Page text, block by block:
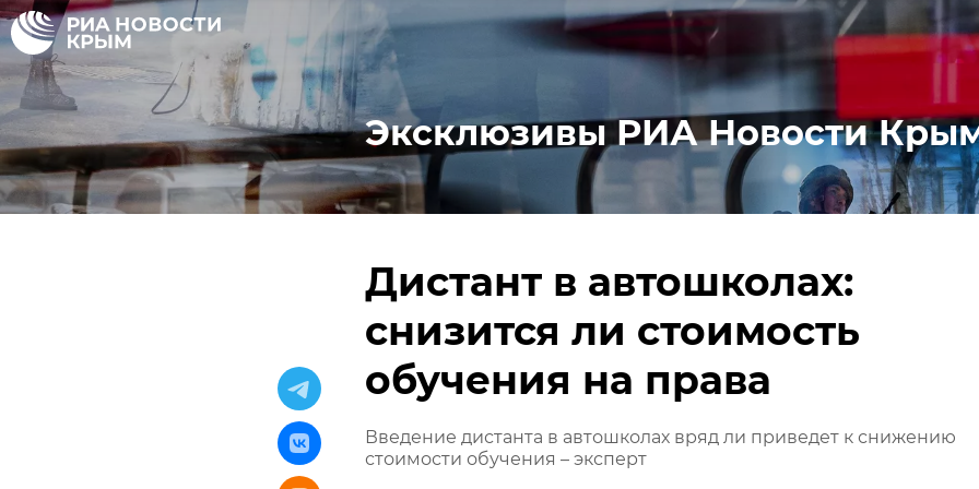
Эксклюзивы РИА Новости
Дистант в автошколах:
снизится ли стоимость
обучения на права
Введение дистанта в автошколах вряд ли приведет к снижению
стоимости обучения – эксперт